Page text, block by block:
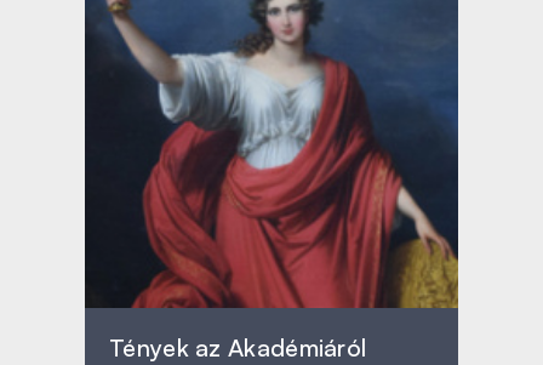
Tények az Akadémiáról